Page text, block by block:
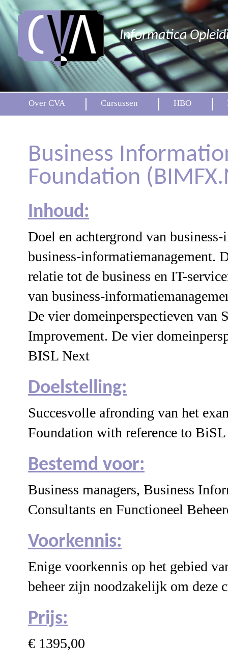
Informatica
Over CVA Cursussen HBO
Business
Foundation
Inhoud:
Doel en achtergrond van
business-informatiemanagement.
relatie tot de business en IT-
van business-
De vier domeinperspectieven van
Improvement. De vier
BISL Next
Doelstelling:
Succesvolle afronding van het
Foundation with reference to
Bestemd voor:
Business managers, Business
Consultants en Functioneel
Voorkennis:
Enige voorkennis op het gebied
beheer zijn noodzakelijk om deze
Prijs:
€ 1395,00